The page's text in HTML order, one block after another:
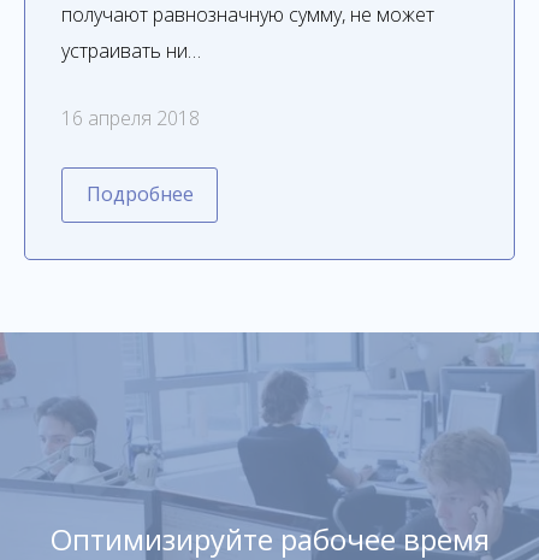
получают равнозначную сумму, не может
устраивать ни…
16 апреля 2018
Подробнее
Оптимизируйте рабочее время